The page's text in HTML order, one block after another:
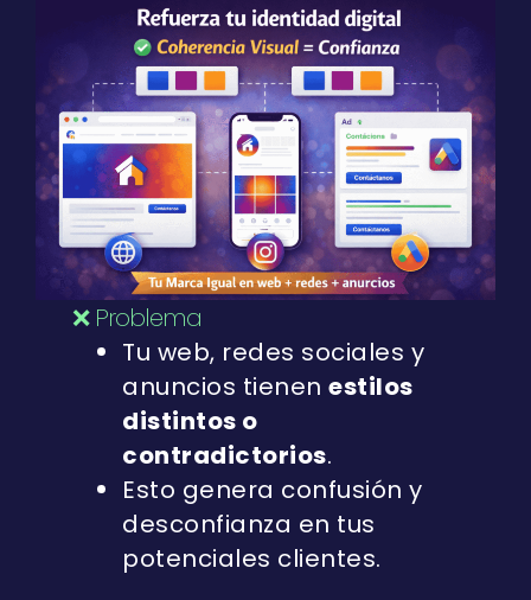
❌ Problema
Tu web, redes sociales y
anuncios tienenestilos
distintos o
contradictorios.
Esto genera confusión y
desconfianza en tus
potenciales clientes.